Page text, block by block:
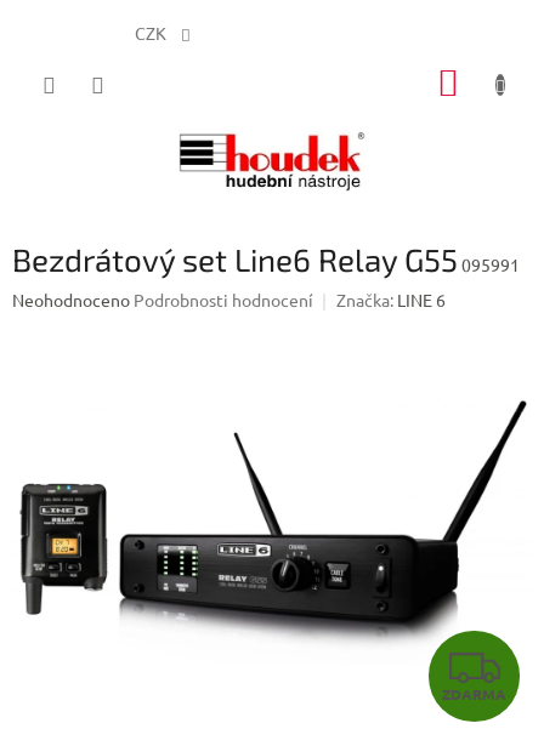
CZK
Bezdrátový set Line6 Relay G55 095991
Průměrné
Neohodnoceno Podrobnosti hodnocení Značka: LINE 6
Z
D
ZDARMA